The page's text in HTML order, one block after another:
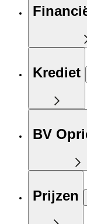
Krediet
BV
Prijzen